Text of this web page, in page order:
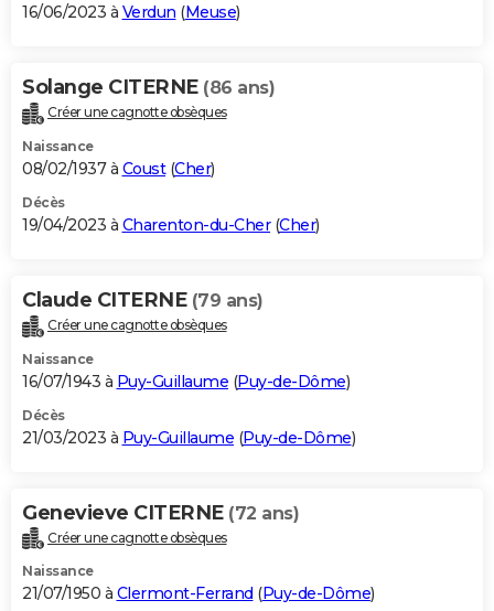
16/06/2023 à Verdun (Meuse)
Solange CITERNE (86 ans)
Créer une cagnotte obsèques
Naissance
08/02/1937 à Coust(Cher)
Décès
19/04/2023 à Charenton-du-Cher(Cher)
Claude CITERNE (79 ans)
Créer une cagnotte obsèques
Naissance
16/07/1943 à Puy-Guillaume (Puy-de-Dôme)
Décès
21/03/2023 à Puy-Guillaume (Puy-de-Dôme)
Genevieve CITERNE (72 ans)
Créer une cagnotte obsèques
Naissance
21/07/1950 à Clermont-Ferrand (Puy-de-Dôme)